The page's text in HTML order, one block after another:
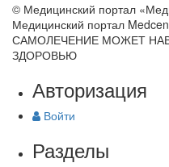
© Медицинский портал
Медицинский портал
САМОЛЕЧЕНИЕ МОЖЕТ
ЗДОРОВЬЮ
Авторизация
Войти
Разделы